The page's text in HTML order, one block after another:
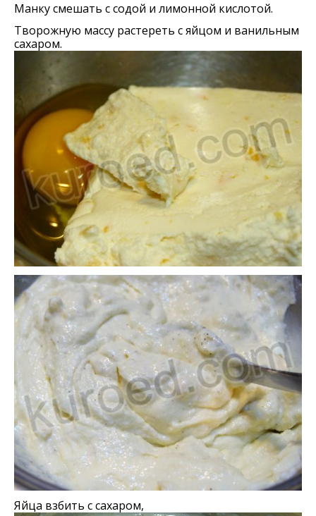
Манку смешать с содой и лимонной кислотой.
Творожную массу растереть с яйцом и ванильным
сахаром.
Яйца взбить с сахаром,